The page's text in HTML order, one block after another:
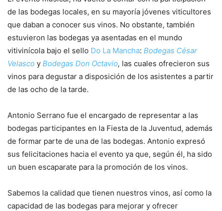
de las bodegas locales, en su mayoría jóvenes viticultores
que daban a conocer sus vinos. No obstante, también
estuvieron las bodegas ya asentadas en el mundo
vitivinícola bajo el sello Do La Mancha: Bodegas César
Velasco y Bodegas Don Octavio, las cuales ofrecieron sus
vinos para degustar a disposición de los asistentes a partir
de las ocho de la tarde.
Antonio Serrano fue el encargado de representar a las
bodegas participantes en la Fiesta de la Juventud, además
de formar parte de una de las bodegas. Antonio expresó
sus felicitaciones hacia el evento ya que, según él, ha sido
un buen escaparate para la promoción de los vinos.
Sabemos la calidad que tienen nuestros vinos, así como la
capacidad de las bodegas para mejorar y ofrecer